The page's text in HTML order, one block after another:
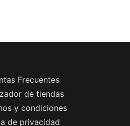
Frecuentes
de tiendas
y condiciones
de privacidad